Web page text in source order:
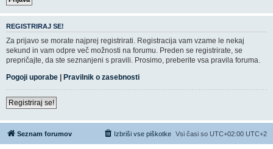
REGISTRIRAJ SE!
Za prijavo se morate najprej registrirati. Registracija vam vzame le nekaj
sekund in vam odpre več možnosti na forumu. Preden se registrirate, se
prepričajte, da ste seznanjeni s pravili. Prosimo, preberite vsa pravila foruma.
Pogoji uporabe | Pravilnik o zasebnosti
Registriraj se!
Seznam forumov Vsi časi so UTC+02:00 UTC+2
Izbriši vse piškotke